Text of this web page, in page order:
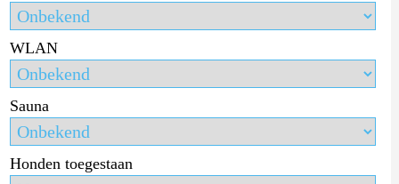
WLAN
Sauna
Honden toegestaan